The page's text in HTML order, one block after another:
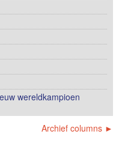
wereldkampioen
Archief columns ►